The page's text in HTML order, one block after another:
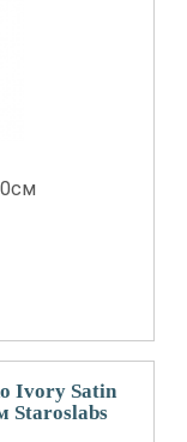
Ivory Satin
Staroslabs